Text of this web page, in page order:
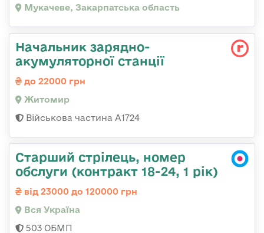
Мукачеве, Закарпатська область
Начальник зарядно-
акумуляторної станції
до 22000 грн
Житомир
Військова частина А1724
Старший стрілець, номер
обслуги (контракт 18-24, 1 рік)
від 23000 до 120000 грн
Вся Україна
503 ОБМП